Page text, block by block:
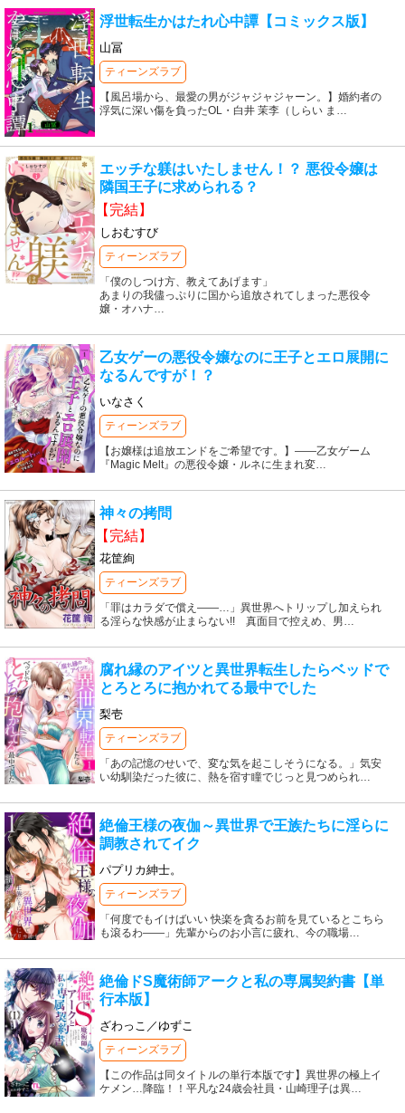
浮世転生かはたれ心中譚【コミックス版】
山冨
ティーンズラブ
【風呂場から、最愛の男がジャジャジャーン。】婚約者の
浮気に深い傷を負ったOL・白井 茉李（しらい ま …
エッチな躾はいたしません！？ 悪役令嬢は
隣国王子に求められる？
【完結】
しおむすび
ティーンズラブ
「僕のしつけ方、教えてあげます」
あまりの我儘っぷりに国から追放されてしまった悪役令
嬢・オハナ…
乙女ゲーの悪役令嬢なのに王子とエロ展開に
なるんですが！？
いなさく
ティーンズラブ
【お嬢様は追放エンドをご希望です。】――乙女ゲーム
『Magic Melt』の悪役令嬢・ルネに生まれ変…
神々の拷問
【完結】
花筐絢
ティーンズラブ
「罪はカラダで償え――…」異世界へトリップし加えられ
る淫らな快感が止まらない!! 真面目で控えめ、男…
腐れ縁のアイツと異世界転生したらベッドで
とろとろに抱かれてる最中でした
梨壱
ティーンズラブ
「あの記憶のせいで、変な気を起こしそうになる。」気安
い幼馴染だった彼に、熱を宿す瞳でじっと見つめられ…
絶倫王様の夜伽～異世界で王族たちに淫らに
調教されてイク
パプリカ紳士。
ティーンズラブ
「何度でもイけばいい 快楽を貪るお前を見ているとこちら
も滾るわ――」先輩からのお小言に疲れ、今の職場…
絶倫ドS魔術師アークと私の専属契約書【単
行本版】
ざわっこ／ゆずこ
ティーンズラブ
【この作品は同タイトルの単行本版です】異世界の極上イ
ケメン…降臨！！平凡な24歳会社員・山崎理子は異…